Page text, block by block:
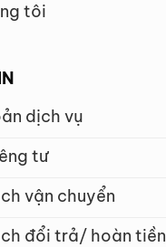
tôi
dịch vụ
tư
vận chuyển
đổi trả/ hoàn tiền